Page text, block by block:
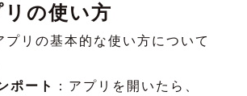
の使い方
プリの基本的な使い方について
ポート
：アプリを開いたら、